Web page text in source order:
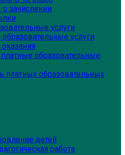
зачислении
услуги
услуги
образовательные
платных образовательных
детей
работа